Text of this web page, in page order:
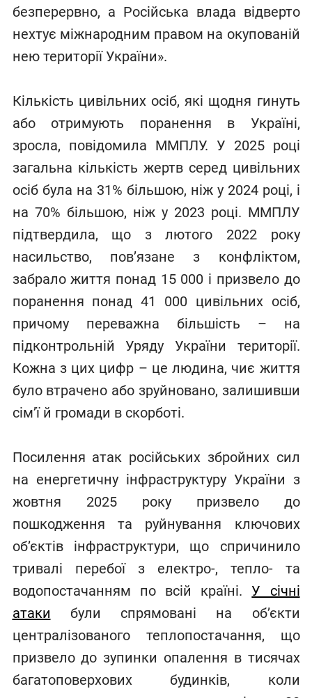
безперервно, а Російська влада відверто
нехтує міжнародним правом на окупованій
нею території України».
Кількість цивільних осіб, які щодня гинуть
або отримують поранення в Україні,
зросла, повідомила ММПЛУ. У 2025 році
загальна кількість жертв серед цивільних
осіб була на 31% більшою, ніж у 2024 році, і
на 70% більшою, ніж у 2023 році. ММПЛУ
підтвердила, що з лютого 2022 року
насильство, пов’язане з конфліктом,
забрало життя понад 15 000 і призвело до
поранення понад 41 000 цивільних осіб,
причому переважна більшість – на
підконтрольній Уряду України території.
Кожна з цих цифр – це людина, чиє життя
було втрачено або зруйновано, залишивши
сім’ї й громади в скорботі.
Посилення атак російських збройних сил
на енергетичну інфраструктуру України з
жовтня 2025 року призвело до
пошкодження та руйнування ключових
об’єктів інфраструктури, що спричинило
тривалі перебої з електро-, тепло- та
водопостачанням по всій країні. У січні
атаки були спрямовані на об’єкти
централізованого теплопостачання, що
призвело до зупинки опалення в тисячах
багатоповерхових будинків, коли